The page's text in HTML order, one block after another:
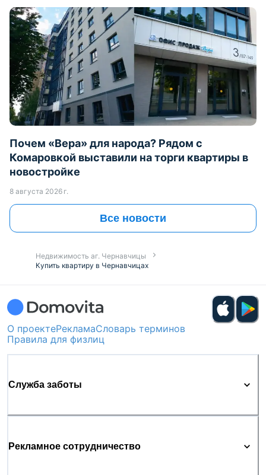
Почем «Вера» для народа? Рядом с
Комаровкой выставили на торги квартиры в
новостройке
8 августа 2026 г.
Все новости
Недвижимость аг. Чернавчицы
Купить квартиру в Чернавчицах
О проектеРекламаСловарь терминов
Правила для физлиц
Служба заботы
Рекламное сотрудничество